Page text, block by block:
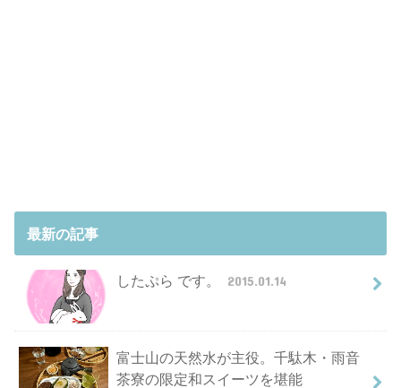
最新の記事
したぷら です。 2015.01.14
富士山の天然水が主役。千駄木・雨音
茶寮の限定和スイーツを堪能